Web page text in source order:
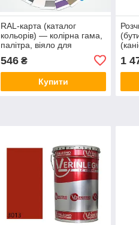
RAL-карта (каталог
кольорів) — колірна гама,
палітра, віяло для
тонування лакофарбової
продукції
546₴
Купити
1